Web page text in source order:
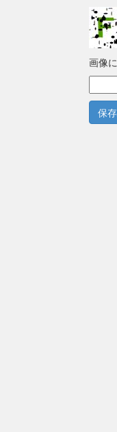
画像
保